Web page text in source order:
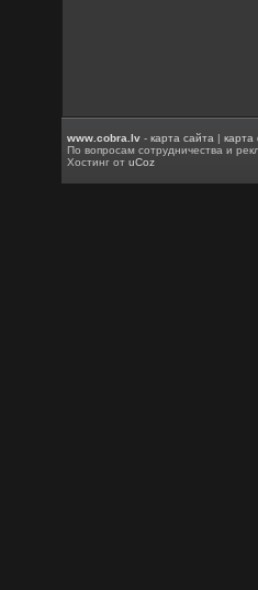
www.cobra.lv -карта сайта |
По вопросам сотрудничества и
Хостинг отuCoz